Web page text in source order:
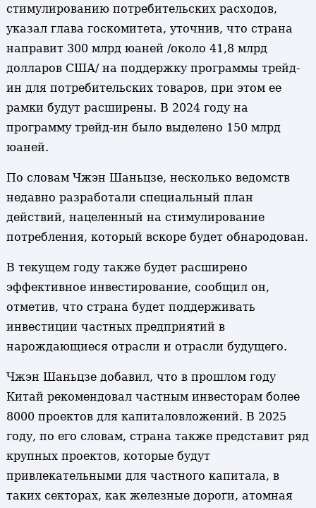
стимулированию потребительских расходов,
указал глава госкомитета, уточнив, что страна
направит 300 млрд юаней /около 41,8 млрд
долларов США/ на поддержку программы трейд-
ин для потребительских товаров, при этом ее
рамки будут расширены. В 2024 году на
программу трейд-ин было выделено 150 млрд
юаней.
По словам Чжэн Шаньцзе, несколько ведомств
недавно разработали специальный план
действий, нацеленный на стимулирование
потребления, который вскоре будет обнародован.
В текущем году также будет расширено
эффективное инвестирование, сообщил он,
отметив, что страна будет поддерживать
инвестиции частных предприятий в
нарождающиеся отрасли и отрасли будущего.
Чжэн Шаньцзе добавил, что в прошлом году
Китай рекомендовал частным инвесторам более
8000 проектов для капиталовложений. В 2025
году, по его словам, страна также представит ряд
крупных проектов, которые будут
привлекательными для частного капитала, в
таких секторах, как железные дороги, атомная